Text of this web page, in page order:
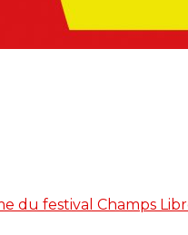
du festival Champs